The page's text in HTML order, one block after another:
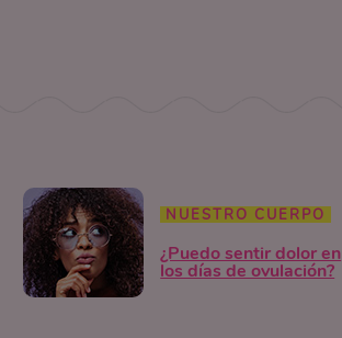
NUESTRO CUERPO
¿Puedo sentir dolor en
los días de ovulación?